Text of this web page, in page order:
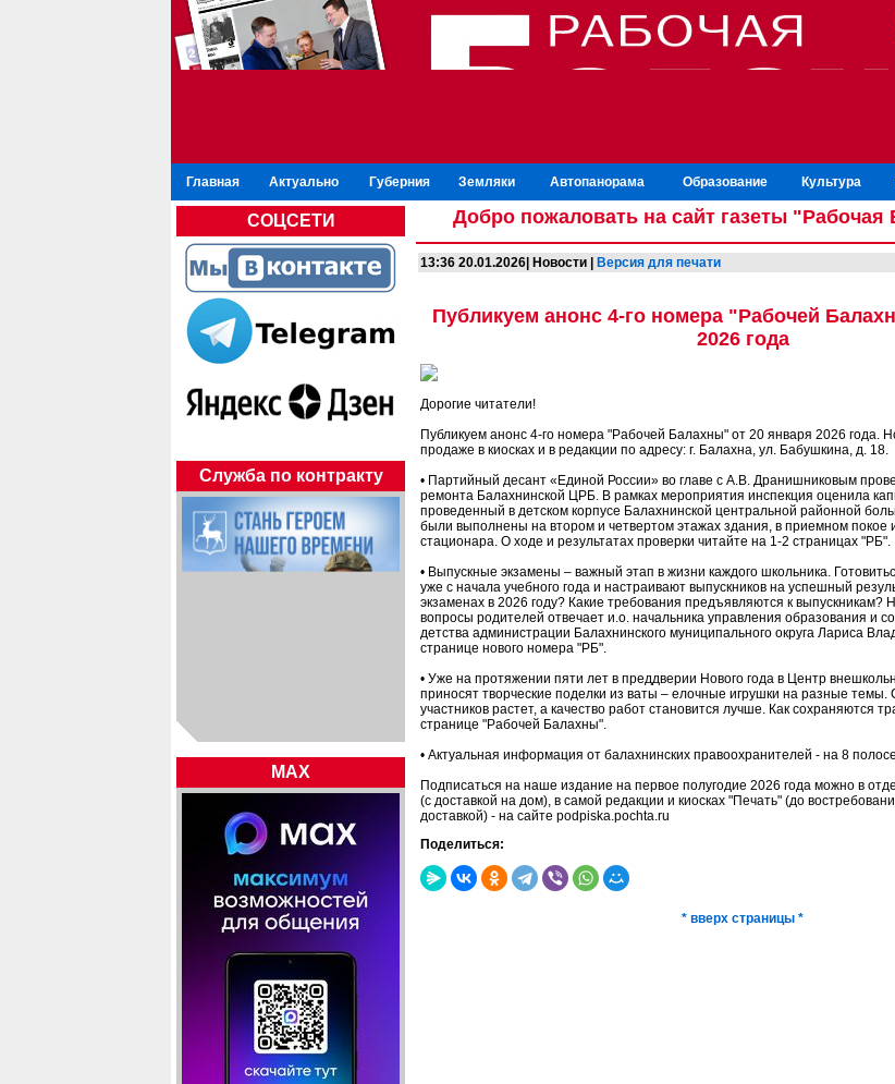
Главная Актуально Губерния Земляки Автопанорама Образование Культура
СОЦСЕТИ
Служба по контракту
MAX
Добро пожаловать на сайт газеты "Рабочая
13:36 20.01.2026| Новости | Версия для печати
Публикуем анонс 4-го номера "Рабочей
2026 года
Дорогие читатели!
Публикуем анонс 4-го номера "Рабочей Балахны" от 20 января 2026 года.
продаже в киосках и в редакции по адресу: г. Балахна, ул. Бабушкина, д. 18.
• Партийный десант «Единой России» во главе с А.В. Дранишниковым
ремонта Балахнинской ЦРБ. В рамках мероприятия инспекция оценила
проведенный в детском корпусе Балахнинской центральной районной
были выполнены на втором и четвертом этажах здания, в приемном покое
стационара. О ходе и результатах проверки читайте на 1-2 страницах "РБ".
• Выпускные экзамены – важный этап в жизни каждого школьника.
уже с начала учебного года и настраивают выпускников на успешный
экзаменах в 2026 году? Какие требования предъявляются к
вопросы родителей отвечает и.о. начальника управления образования и
детства администрации Балахнинского муниципального округа Лариса
странице нового номера "РБ".
• Уже на протяжении пяти лет в преддверии Нового года в Центр
приносят творческие поделки из ваты – елочные игрушки на разные
участников растет, а качество работ становится лучше. Как сохраняются
странице "Рабочей Балахны".
• Актуальная информация от балахнинских правоохранителей - на 8
Подписаться на наше издание на первое полугодие 2026 года можно в
(с доставкой на дом), в самой редакции и киосках "Печать" (до
доставкой) - на сайте podpiska.pochta.ru
Поделиться:
* вверх страницы *